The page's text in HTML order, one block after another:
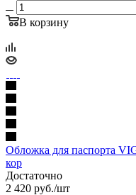
В корзину
Обложка для паспорта
кор
Достаточно
2 420 руб./шт